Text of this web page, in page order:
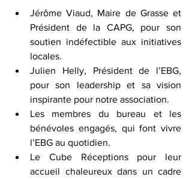
Jérôme Viaud, Maire de Grasse et
Président de la CAPG, pour son
soutien indéfectible aux initiatives
locales.
Julien Helly, Président de l’EBG,
pour son leadership et sa vision
inspirante pour notre association.
Les membres du bureau et les
bénévoles engagés, qui font vivre
l’EBG au quotidien.
Le Cube Réceptions pour leur
accueil chaleureux dans un cadre